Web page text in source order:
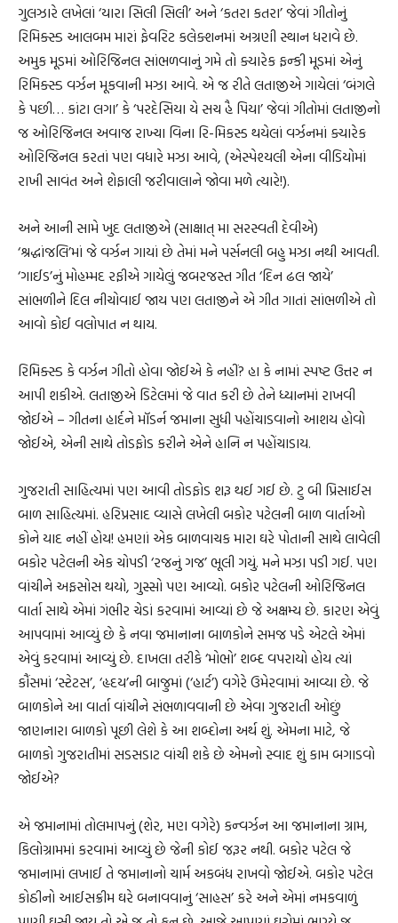
ગુલઝારે લખેલાં ‘યારા સિલી સિલી’ અને ‘કતરા કતરા’ જેવાં ગીતોનું
રિમિક્સ્ડ આલબમ મારાં ફેવરિટ કલેક્શનમાં અગ્રણી સ્થાન ધરાવે છે.
અમુક મૂડમાં ઓરિજિનલ સાંભળવાનું ગમે તો ક્યારેક ફન્કી મૂડમાં એનું
રિમિક્સ્ડ વર્ઝન મૂકવાની મઝા આવે. એ જ રીતે લતાજીએ ગાયેલાં ‘બંગલે
કે પછી… કાંટા લગા’ કે ‘પરદેસિયા યે સચ હૈ પિયા’ જેવાં ગીતોમાં લતાજીનો
જ ઓરિજિનલ અવાજ રાખ્યા વિના રિ-મિકસ્ડ થયેલાં વર્ઝનમાં ક્યારેક
ઓરિજિનલ કરતાં પણ વધારે મઝા આવે, (એસ્પેશ્યલી એના વીડિયોમાં
રાખી સાવંત અને શેફાલી જરીવાલાને જોવા મળે ત્યારે!).
અને આની સામે ખુદ લતાજીએ (સાક્ષાત્ મા સરસ્વતી દેવીએ)
‘શ્રદ્ધાંજલિ’માં જે વર્ઝન ગાયાં છે તેમાં મને પર્સનલી બહુ મઝા નથી આવતી.
‘ગાઈડ’નું મોહમ્મદ રફીએ ગાયેલું જબરજસ્ત ગીત ‘દિન ઢલ જાયે’
સાંભળીને દિલ નીચોવાઈ જાય પણ લતાજીને એ ગીત ગાતાં સાંભળીએ તો
આવો કોઈ વલોપાત ન થાય.
રિમિક્સ્ડ કે વર્ઝન ગીતો હોવા જોઈએ કે નહીં? હા કે નામાં સ્પષ્ટ ઉત્તર ન
આપી શકીએ. લતાજીએ ડિટેલમાં જે વાત કરી છે તેને ધ્યાનમાં રાખવી
જોઈએ – ગીતના હાર્દને મૉડર્ન જમાના સુધી પહોંચાડવાનો આશય હોવો
જોઈએ, એની સાથે તોડફોડ કરીને એને હાનિ ન પહોંચાડાય.
ગુજરાતી સાહિત્યમાં પણ આવી તોડફોડ શરૂ થઈ ગઈ છે. ટુ બી પ્રિસાઈસ
બાળ સાહિત્યમાં. હરિપ્રસાદ વ્યાસે લખેલી બકોર પટેલની બાળ વાર્તાઓ
કોને યાદ નહીં હોય! હમણાં એક બાળવાચક મારા ઘરે પોતાની સાથે લાવેલી
બકોર પટેલની એક ચોપડી ‘રજનું ગજ’ ભૂલી ગયું. મને મઝા પડી ગઈ. પણ
વાંચીને અફસોસ થયો, ગુસ્સો પણ આવ્યો. બકોર પટેલની ઓરિજિનલ
વાર્તા સાથે એમાં ગંભીર ચેડાં કરવામાં આવ્યાં છે જે અક્ષમ્ય છે. કારણ એવું
આપવામાં આવ્યું છે કે નવા જમાનાના બાળકોને સમજ પડે એટલે એમાં
એવું કરવામાં આવ્યું છે. દાખલા તરીકે ‘મોભો’ શબ્દ વપરાયો હોય ત્યાં
કૌંસમાં ‘સ્ટેટસ’, ‘હૃદય’ની બાજુમાં (‘હાર્ટ’) વગેરે ઉમેરવામાં આવ્યા છે. જે
બાળકોને આ વાર્તા વાંચીને સંભળાવવાની છે એવા ગુજરાતી ઓછું
જાણનારા બાળકો પૂછી લેશે કે આ શબ્દોના અર્થ શું. એમના માટે, જે
બાળકો ગુજરાતીમાં સડસડાટ વાંચી શકે છે એમનો સ્વાદ શું કામ બગાડવો
જોઈએ?
એ જમાનામાં તોલમાપનું (શેર, મણ વગેરે) કન્વર્ઝન આ જમાનાના ગ્રામ,
કિલોગ્રામમાં કરવામાં આવ્યું છે જેની કોઈ જરૂર નથી. બકોર પટેલ જે
જમાનામાં લખાઈ તે જમાનાનો ચાર્મ અકબંધ રાખવો જોઈએ. બકોર પટેલ
કોઠીનો આઈસક્રીમ ઘરે બનાવવાનું ‘સાહસ’ કરે અને એમાં નમકવાળું